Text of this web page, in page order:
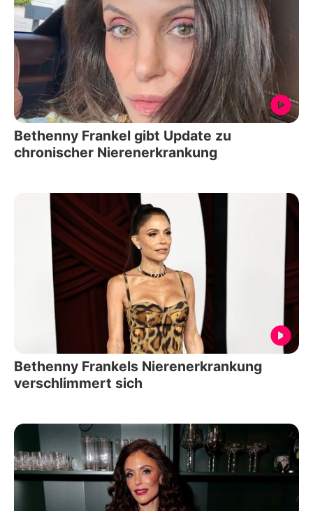
Bethenny Frankel gibt Update zu
chronischer Nierenerkrankung
Bethenny Frankels Nierenerkrankung
verschlimmert sich